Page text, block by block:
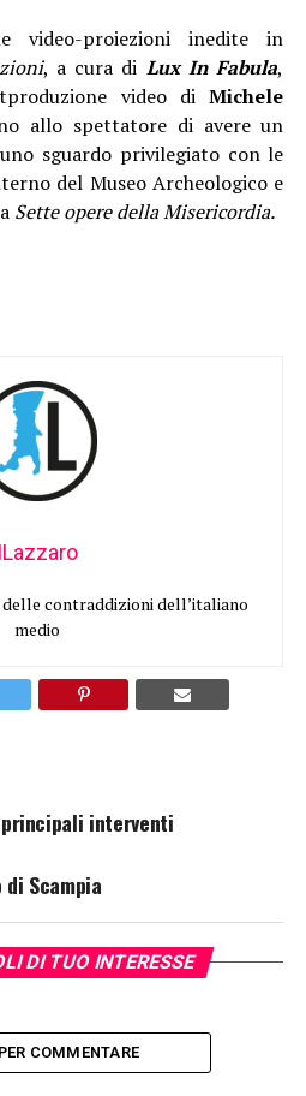
video-proiezioni inedite in
, a cura di Lux In Fabula,
video diMichele
allo spettatore di avere un
sguardo privilegiato con le
del Museo Archeologico e
Sette opere della Misericordia.
ILazzaro
contraddizioni dell’italiano
medio
interventi
Scampia
DI TUO INTERESSE
COMMENTARE